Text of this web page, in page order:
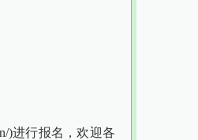
)进行报名，欢迎各